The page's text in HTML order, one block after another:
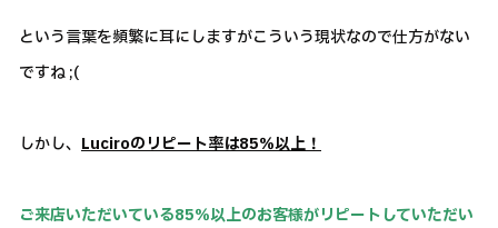
という言葉を頻繁に耳にしますがこういう現状なので仕方がない
ですね ;(
しかし、 Luciroのリピート率は85％以上！
ご来店いただいている85％以上のお客様がリピートしていただい